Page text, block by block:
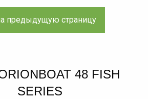
48 FISH
SERIES